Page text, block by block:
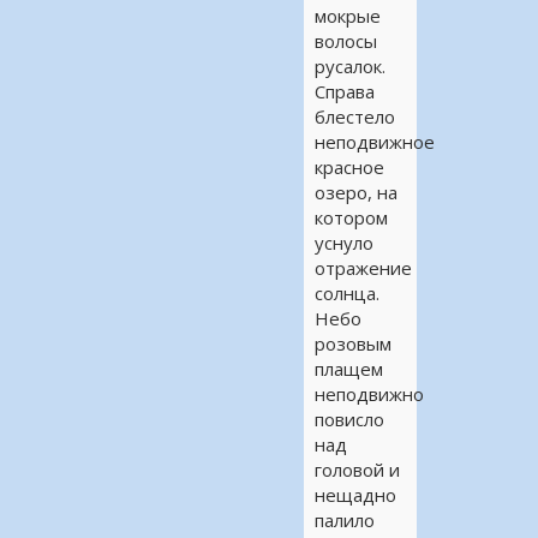
мокрые
волосы
русалок.
Справа
блестело
неподвижное
красное
озеро, на
котором
уснуло
отражение
солнца.
Небо
розовым
плащем
неподвижно
повисло
над
головой и
нещадно
палило